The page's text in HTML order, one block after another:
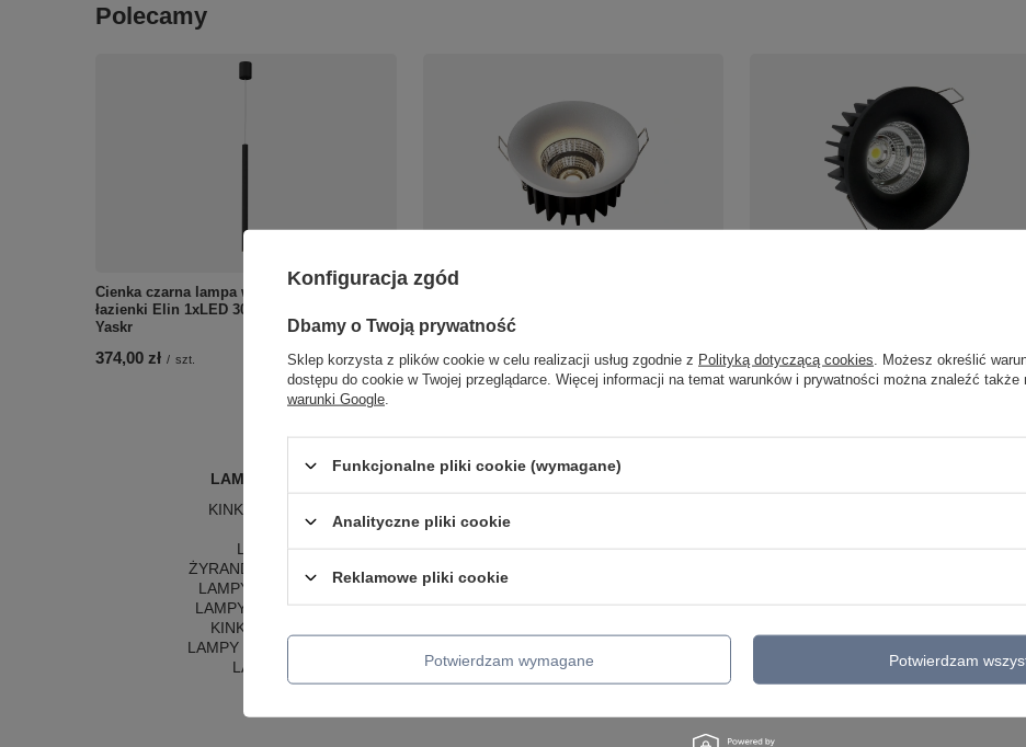
Polecamy
Cienka czarna lampa wisząca rurka do
łazienki Elin 1xLED 3000K IP44 PL0123-BK
Yaskr
374,00 zł / szt.
Białe oczko podtynkowe Cirro LED RL0104-
142,00 zł
LAMPY WEWNĘTRZNE
KINKIETY NAD LUSTRO
ŻYRANDOLE
LAMPKI NOCNE
ŻYRANDOLE KRYSZTAŁOWE
LAMPY WISZĄCE CZARNE
LAMPY WISZĄCE - OKRĘGI
KINKIETY DO SYPIALNI
LAMPY SUFITOWE OKRĄGŁE
LAMPY WISZĄCE
LAMPY ZEWNĘTRZNE
LAMPY OGRODOWE - WISZĄCE
LAMPY OGRODOWE - SUFITOWE
OŚWIETLENIE SCHODÓW
ZEWNĘTRZNE
SOLLUX
Konfiguracja zgód
Dbamy o Twoją prywatność
Sklep korzysta z plików cookie w celu realizacji usług zgodnie z Polityką dotyczącą cookies . Możesz określić
dostępu do cookie w Twojej przeglądarce. Więcej informacji na temat warunków i prywatności można znaleźć także
warunki Google
Funkcjonalne pliki cookie (wymagane)
Analityczne pliki cookie
Reklamowe pliki cookie
Potwierdzam wymagane Potwierdzam